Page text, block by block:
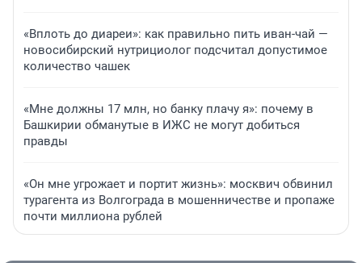
«Вплоть до диареи»: как правильно пить иван-чай —
новосибирский нутрициолог подсчитал допустимое
количество чашек
«Мне должны 17 млн, но банку плачу я»: почему в
Башкирии обманутые в ИЖС не могут добиться
правды
«Он мне угрожает и портит жизнь»: москвич обвинил
турагента из Волгограда в мошенничестве и пропаже
почти миллиона рублей